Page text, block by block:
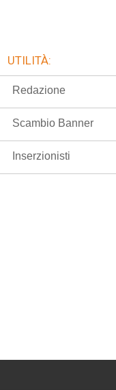
UTILITÀ:
Redazione
Scambio Banner
Inserzionisti